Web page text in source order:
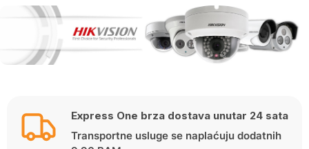
Express One brza dostava unutar 24 sata
Transportne usluge se naplaćuju dodatnih